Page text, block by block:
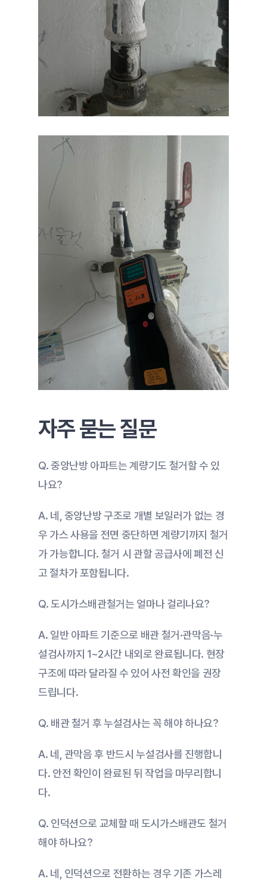
자주 묻는 질문
Q. 중앙난방 아파트는 계량기도 철거할 수 있
나요?
A. 네, 중앙난방 구조로 개별 보일러가 없는 경
우 가스 사용을 전면 중단하면 계량기까지 철거
가 가능합니다. 철거 시 관할 공급사에 폐전 신
고 절차가 포함됩니다.
Q. 도시가스배관철거는 얼마나 걸리나요?
A. 일반 아파트 기준으로 배관 철거·관막음·누
설검사까지 1~2시간 내외로 완료됩니다. 현장
구조에 따라 달라질 수 있어 사전 확인을 권장
드립니다.
Q. 배관 철거 후 누설검사는 꼭 해야 하나요?
A. 네, 관막음 후 반드시 누설검사를 진행합니
다. 안전 확인이 완료된 뒤 작업을 마무리합니
다.
Q. 인덕션으로 교체할 때 도시가스배관도 철거
해야 하나요?
A. 네, 인덕션으로 전환하는 경우 기존 가스레